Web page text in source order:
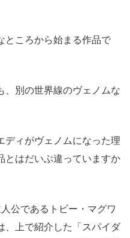
ところから始まる作品で
、別の世界線のヴェノムな
ディがヴェノムになった理
とはだいぶ違っていますか
公であるトビー・マグワ
、上で紹介した「スパイダ